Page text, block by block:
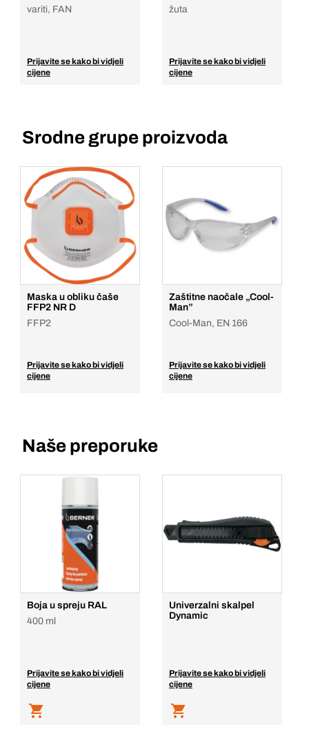
variti, FAN
Prijavite se kako bi vidjeli
cijene
žuta
Prijavite se kako bi vidjeli
cijene
Srodne grupe proizvoda
Maska u obliku čaše
FFP2 NR D
FFP2
Prijavite se kako bi vidjeli
cijene
Zaštitne naočale „Cool-
Man”
Cool-Man, EN 166
Prijavite se kako bi vidjeli
cijene
Naše preporuke
Boja u spreju RAL
400 ml
Prijavite se kako bi vidjeli
cijene
Univerzalni skalpel
Dynamic
Prijavite se kako bi vidjeli
cijene